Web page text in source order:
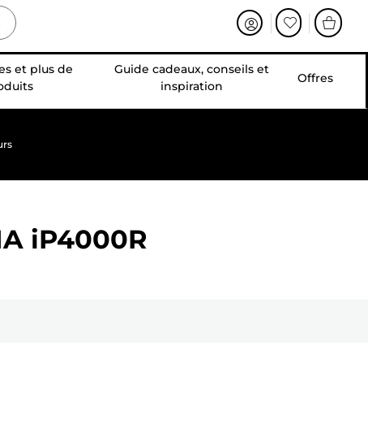
et plus de
Guide cadeaux, conseils et
inspiration
Offres
iP4000R